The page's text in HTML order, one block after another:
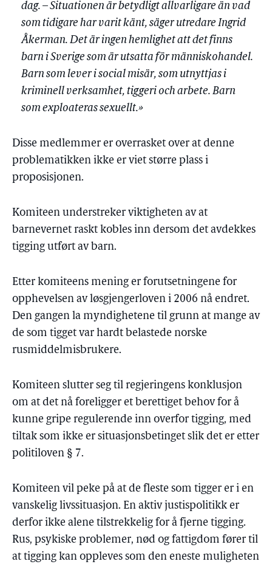
dag. – Situationen är betydligt allvarligare än vad
som tidigare har varit känt, säger utredare Ingrid
Åkerman. Det är ingen hemlighet att det finns
barn i Sverige som är utsatta för människohandel.
Barn som lever i social misär, som utnyttjas i
kriminell verksamhet, tiggeri och arbete. Barn
som exploateras sexuellt.»
Disse medlemmer er overrasket over at denne
problematikken ikke er viet større plass i
proposisjonen.
Komiteen understreker viktigheten av at
barnevernet raskt kobles inn dersom det avdekkes
tigging utført av barn.
Etter komiteens mening er forutsetningene for
opphevelsen av løsgjengerloven i 2006 nå endret.
Den gangen la myndighetene til grunn at mange av
de som tigget var hardt belastede norske
rusmiddelmisbrukere.
Komiteen slutter seg til regjeringens konklusjon
om at det nå foreligger et berettiget behov for å
kunne gripe regulerende inn overfor tigging, med
tiltak som ikke er situasjonsbetinget slik det er etter
politiloven § 7.
Komiteen vil peke på at de fleste som tigger er i en
vanskelig livssituasjon. En aktiv justispolitikk er
derfor ikke alene tilstrekkelig for å fjerne tigging.
Rus, psykiske problemer, nød og fattigdom fører til
at tigging kan oppleves som den eneste muligheten